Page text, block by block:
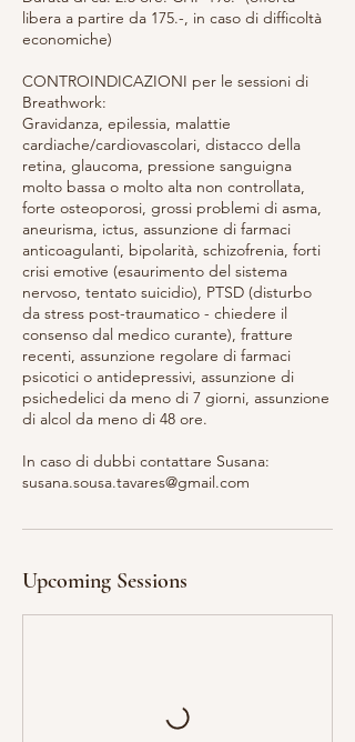
libera a partire da 175.-, in caso di difficoltà
economiche)
CONTROINDICAZIONI per le sessioni di
Breathwork:
Gravidanza, epilessia, malattie
cardiache/cardiovascolari, distacco della
retina, glaucoma, pressione sanguigna
molto bassa o molto alta non controllata,
forte osteoporosi, grossi problemi di asma,
aneurisma, ictus, assunzione di farmaci
anticoagulanti, bipolarità, schizofrenia, forti
crisi emotive (esaurimento del sistema
nervoso, tentato suicidio), PTSD (disturbo
da stress post-traumatico - chiedere il
consenso dal medico curante), fratture
recenti, assunzione regolare di farmaci
psicotici o antidepressivi, assunzione di
psichedelici da meno di 7 giorni, assunzione
di alcol da meno di 48 ore.
In caso di dubbi contattare Susana:
susana.sousa.tavares@gmail.com
Upcoming Sessions